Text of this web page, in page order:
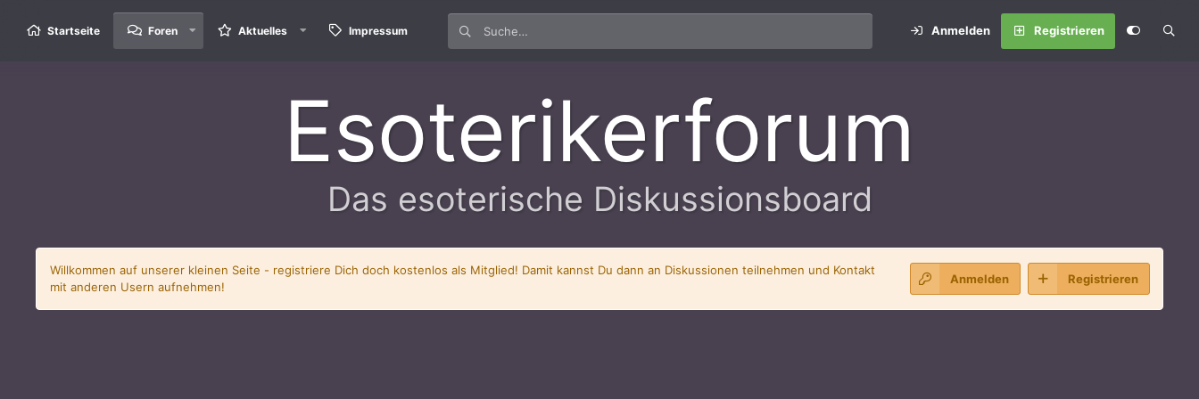
Startseite Foren Aktuelles Impressum Anmelden Registrieren
Esoterikerforum
Das esoterische Diskussionsboard
Willkommen auf unserer kleinen Seite - registriere Dich doch kostenlos als Mitglied! Damit kannst Du dann an Diskussionen teilnehmen und Kontakt
mit anderen Usern aufnehmen!
Anmelden Registrieren